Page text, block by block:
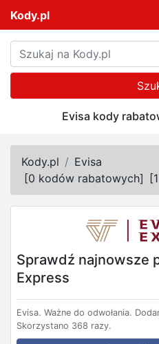
Kody.pl
Evisa kody
Kody.pl
Evisa
[0 kodów rabatowych] [
Sprawdź najnowsze
Express
Evisa. Ważne do odwołania.
Skorzystano 368 razy.